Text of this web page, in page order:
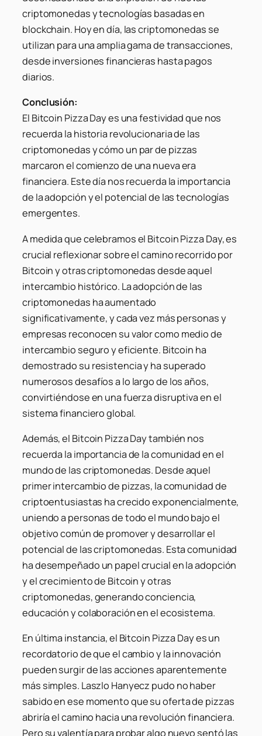
criptomonedas y tecnologías basadas en
blockchain. Hoy en día, las criptomonedas se
utilizan para una amplia gama de transacciones,
desde inversiones financieras hasta pagos
diarios.
Conclusión:
El Bitcoin Pizza Day es una festividad que nos
recuerda la historia revolucionaria de las
criptomonedas y cómo un par de pizzas
marcaron el comienzo de una nueva era
financiera. Este día nos recuerda la importancia
de la adopción y el potencial de las tecnologías
emergentes.
A medida que celebramos el Bitcoin Pizza Day, es
crucial reflexionar sobre el camino recorrido por
Bitcoin y otras criptomonedas desde aquel
intercambio histórico. La adopción de las
criptomonedas ha aumentado
significativamente, y cada vez más personas y
empresas reconocen su valor como medio de
intercambio seguro y eficiente. Bitcoin ha
demostrado su resistencia y ha superado
numerosos desafíos a lo largo de los años,
convirtiéndose en una fuerza disruptiva en el
sistema financiero global.
Además, el Bitcoin Pizza Day también nos
recuerda la importancia de la comunidad en el
mundo de las criptomonedas. Desde aquel
primer intercambio de pizzas, la comunidad de
criptoentusiastas ha crecido exponencialmente,
uniendo a personas de todo el mundo bajo el
objetivo común de promover y desarrollar el
potencial de las criptomonedas. Esta comunidad
ha desempeñado un papel crucial en la adopción
y el crecimiento de Bitcoin y otras
criptomonedas, generando conciencia,
educación y colaboración en el ecosistema.
En última instancia, el Bitcoin Pizza Day es un
recordatorio de que el cambio y la innovación
pueden surgir de las acciones aparentemente
más simples. Laszlo Hanyecz pudo no haber
sabido en ese momento que su oferta de pizzas
abriría el camino hacia una revolución financiera.
Pero su valentía para probar algo nuevo sentó las